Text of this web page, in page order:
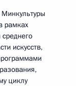
рамках
искусств,
циклу